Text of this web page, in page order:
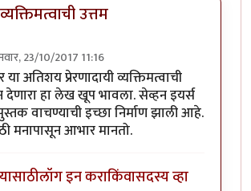
उत्तम
23/10/2017 11:16
या अतिशय प्रेरणादायी व्यक्तिमत्वाची
हा लेख खूप भावला. सेव्हन इयर्स
वाचण्याची इच्छा निर्माण झाली आहे.
मनापासून आभार मानतो.
लॉग इन कराकिंवासदस्य व्हा